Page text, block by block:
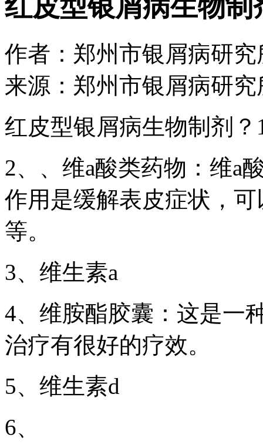
红皮型银屑病生物制
作者：郑州市银屑病研究
来源：郑州市银屑病研究
红皮型银屑病生物制剂？
2、、维a酸类药物：维a
作用是缓解表皮症状，
等。
3、维生素a
4、维胺酯胶囊：这是一
治疗有很好的疗效。
5、维生素d
6、